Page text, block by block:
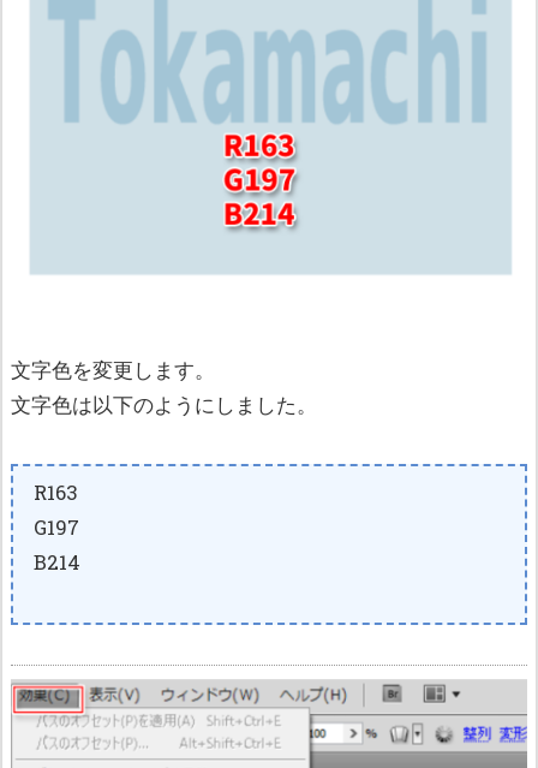
文字色を変更します。
文字色は以下のようにしました。
R163
G197
B214